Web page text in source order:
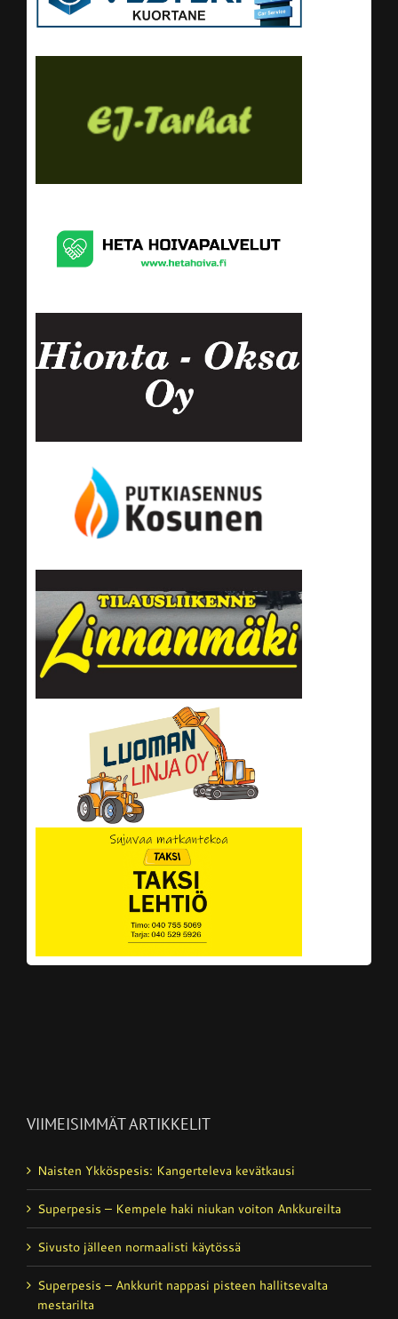
VIIMEISIMMÄT ARTIKKELIT
Naisten Ykköspesis: Kangerteleva kevätkausi
Superpesis – Kempele haki niukan voiton Ankkureilta
Sivusto jälleen normaalisti käytössä
Superpesis – Ankkurit nappasi pisteen hallitsevalta
mestarilta